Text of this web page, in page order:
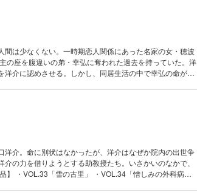
は少なくない。一時期恋人関係にあった名家の女・穂波
の座を腹違いの弟・幸弘に奪われた過去を持っていた。洋
介に認めさせる。しかし、同居生活の中で幸弘の命が狙
リーニ」
介。命に別状はなかったが、洋介はなぜか院内の出世争
の力を借りようとする助教授たち。いさかいのなかで、